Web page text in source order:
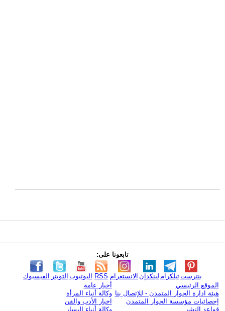
تابعونا على:
الفيسبوك التويتر اليوتيوب RSS الانستغرام لينكدإن تيلكرامبنترست
الموقع الرئيسي
هيئة ادارة الحوار المتمدن - للإتصال بنا
إحصائيات مؤسسة الحوار المتمدن
قواعد النشر
أخبار عامة
وكالة أنباء المرأة
اخبار الأدب والفن
وكالة أنباء اليسار